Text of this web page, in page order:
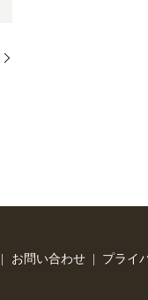
お問い合わせ プライ